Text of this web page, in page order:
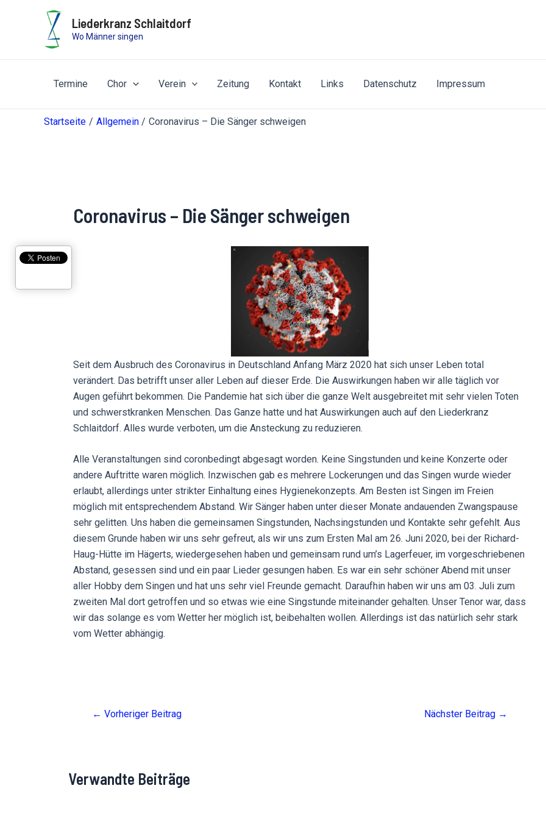
Liederkranz Schlaitdorf
Wo Männer singen
Termine Chor Verein Zeitung Kontakt Links Datenschutz Impressum
Startseite Allgemein Coronavirus – Die Sänger schweigen
Coronavirus – Die Sänger schweigen
Seit dem Ausbruch des Coronavirus in Deutschland Anfang März 2020 hat sich unser Leben total
verändert. Das betrifft unser aller Leben auf dieser Erde. Die Auswirkungen haben wir alle täglich vor
Augen geführt bekommen. Die Pandemie hat sich über die ganze Welt ausgebreitet mit sehr vielen Toten
und schwerstkranken Menschen. Das Ganze hatte und hat Auswirkungen auch auf den Liederkranz
Schlaitdorf. Alles wurde verboten, um die Ansteckung zu reduzieren.
Alle Veranstaltungen sind coronbedingt abgesagt worden. Keine Singstunden und keine Konzerte oder
andere Auftritte waren möglich. Inzwischen gab es mehrere Lockerungen und das Singen wurde wieder
erlaubt, allerdings unter strikter Einhaltung eines Hygienekonzepts. Am Besten ist Singen im Freien
möglich mit entsprechendem Abstand. Wir Sänger haben unter dieser Monate andauenden Zwangspause
sehr gelitten. Uns haben die gemeinsamen Singstunden, Nachsingstunden und Kontakte sehr gefehlt. Aus
diesem Grunde haben wir uns sehr gefreut, als wir uns zum Ersten Mal am 26. Juni 2020, bei der Richard-
Haug-Hütte im Hägerts, wiedergesehen haben und gemeinsam rund um’s Lagerfeuer, im vorgeschriebenen
Abstand, gesessen sind und ein paar Lieder gesungen haben. Es war ein sehr schöner Abend mit unser
aller Hobby dem Singen und hat uns sehr viel Freunde gemacht. Daraufhin haben wir uns am 03. Juli zum
zweiten Mal dort getroffen und so etwas wie eine Singstunde miteinander gehalten. Unser Tenor war, dass
wir das solange es vom Wetter her möglich ist, beibehalten wollen. Allerdings ist das natürlich sehr stark
vom Wetter abhängig.
Post← Vorheriger Beitrag Nächster Beitrag →
Verwandte Beiträge